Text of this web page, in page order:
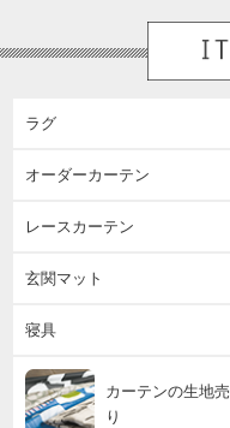
ラグ
オーダーカーテン
レースカーテン
玄関マット
寝具
カーテンの生地売
り